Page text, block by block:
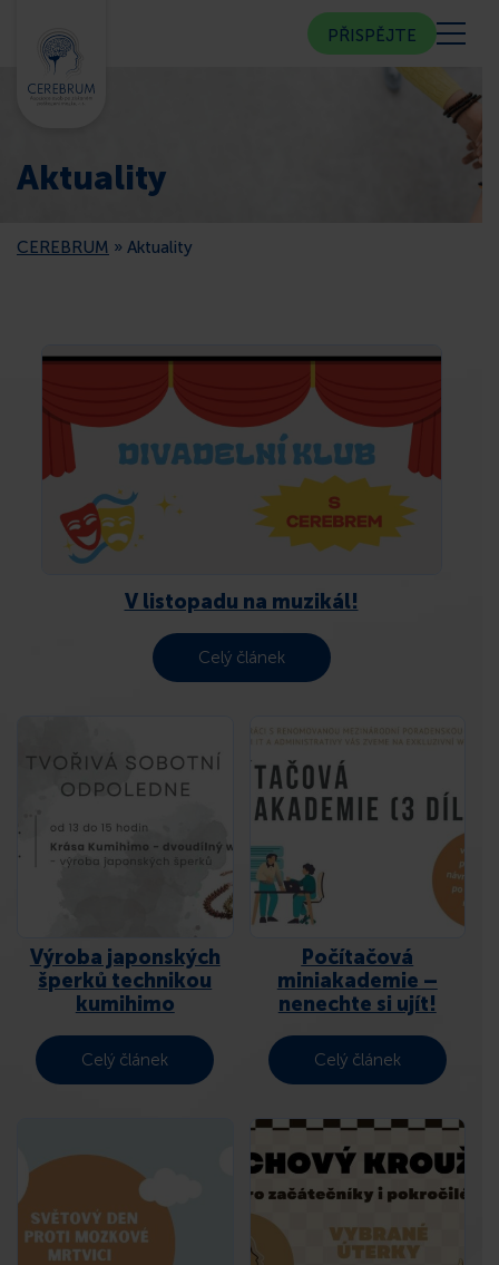
KOMUNITNÍ CENTRUM
CEREBRUM V MÉDIÍCH
KONTAKT
PŘISPĚJTE
Aktuality
CEREBRUM » Aktuality
V listopadu na muzikál!
Celý článek
Výroba japonských
šperků technikou
kumihimo
Celý článek
Počítačová
miniakademie –
nenechte si ujít!
Celý článek